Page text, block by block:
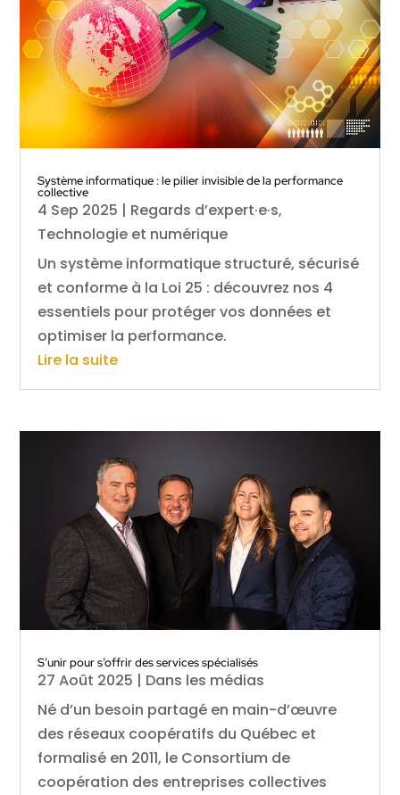
Système informatique : le pilier invisible de la performance
collective
4 Sep 2025 | Regards d’expert·e·s,
Technologie et numérique
Un système informatique structuré, sécurisé
et conforme à la Loi 25 : découvrez nos 4
essentiels pour protéger vos données et
optimiser la performance.
Lire la suite
S’unir pour s’offrir des services spécialisés
27 Août 2025 | Dans les médias
Né d’un besoin partagé en main-d’œuvre
des réseaux coopératifs du Québec et
formalisé en 2011, le Consortium de
coopération des entreprises collectives